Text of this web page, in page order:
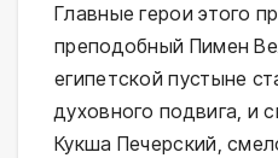
Главные герои этого
преподобный Пимен
египетской пустыне
духовного подвига, и
Кукша Печерский,